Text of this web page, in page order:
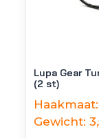
Lupa Gear
(2 st)
Haakmaat:
Gewicht: